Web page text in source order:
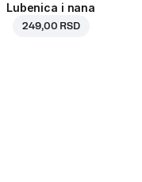
Lubenica i nana
249,00 RSD